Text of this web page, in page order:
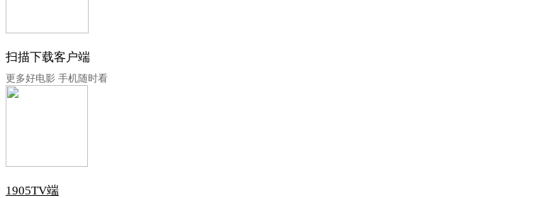
扫描下载客户端
更多好电影 手机随时看
1905TV端